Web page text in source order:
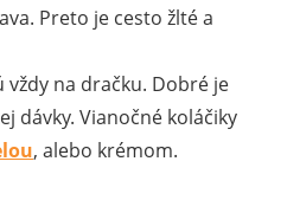
Preto je cesto žlté a
na dračku. Dobré je
dávky. Vianočné koláčiky
, alebo krémom.